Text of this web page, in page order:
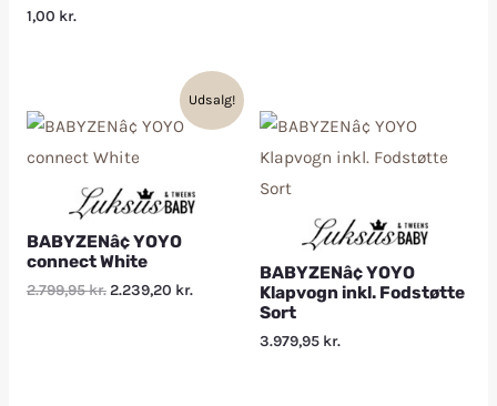
1,00 kr.
Udsalg!
BABYZENâ¢ YOYO
connect White
2.799,95kr.2.239,20 kr.
BABYZENâ¢ YOYO
Klapvogn inkl. Fodstøtte
Sort
3.979,95 kr.